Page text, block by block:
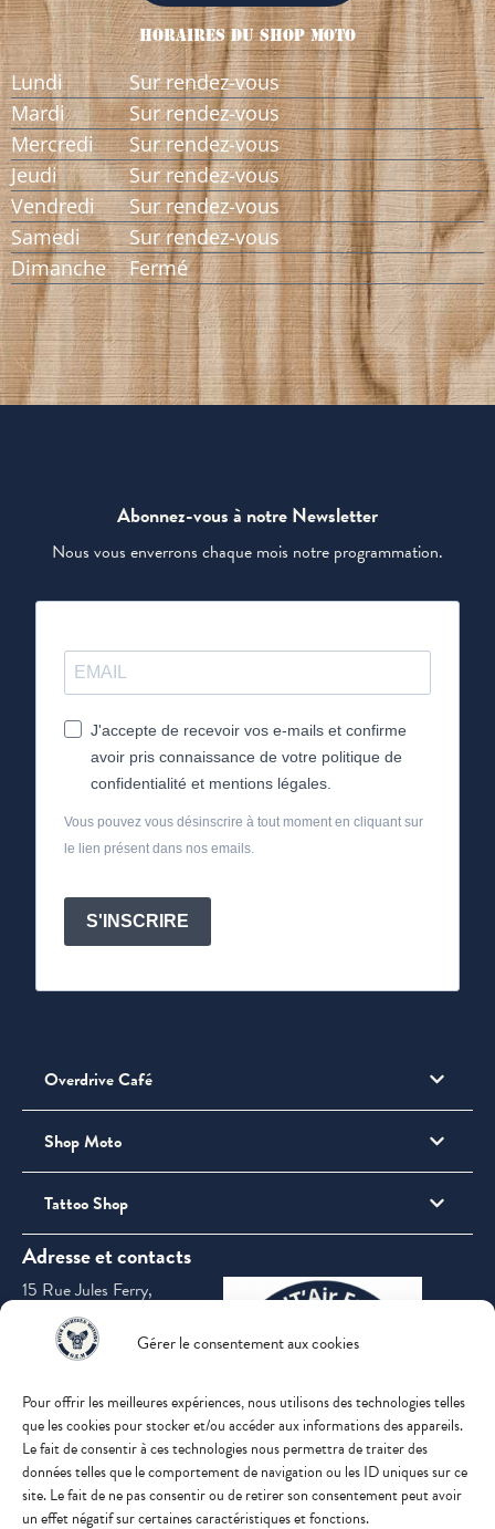
Gérer le consentement aux cookies
Pour offrir les meilleures expériences, nous utilisons des technologies telles
que les cookies pour stocker et/ou accéder aux informations des appareils.
Le fait de consentir à ces technologies nous permettra de traiter des
données telles que le comportement de navigation ou les ID uniques sur ce
site. Le fait de ne pas consentir ou de retirer son consentement peut avoir
un effet négatif sur certaines caractéristiques et fonctions.
Horaires Du Shop Moto
Lundi
Sur rendez-vous
Mardi
Sur rendez-vous
Mercredi
Sur rendez-vous
Jeudi
Sur rendez-vous
Vendredi
Sur rendez-vous
Samedi
Sur rendez-vous
Dimanche
Fermé
Abonnez-vous à notre Newsletter
Nous vous enverrons chaque mois notre programmation.
J'accepte de recevoir vos e-mails et confirme
avoir pris connaissance de votre politique de
confidentialité et mentions légales.
Vous pouvez vous désinscrire à tout moment en cliquant sur
le lien présent dans nos emails.
S'INSCRIRE
Overdrive Café
Shop Moto
Tattoo Shop
Adresse et contacts
15 Rue Jules Ferry,
69360 Saint-
Symphorien-d'Ozon
contact@overeighteenmotors.com
04 28 29 26 99